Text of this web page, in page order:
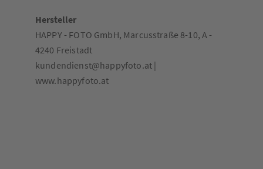
Hersteller
HAPPY - FOTO GmbH, Marcusstraße 8-10, A -
4240 Freistadt
kundendienst@happyfoto.at |
www.happyfoto.at